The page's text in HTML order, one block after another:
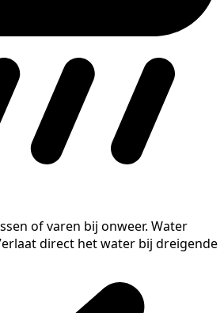
of varen bij onweer. Water
direct het water bij dreigende